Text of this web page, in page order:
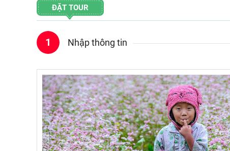
ĐẶT TOUR
1 Nhập thông tin